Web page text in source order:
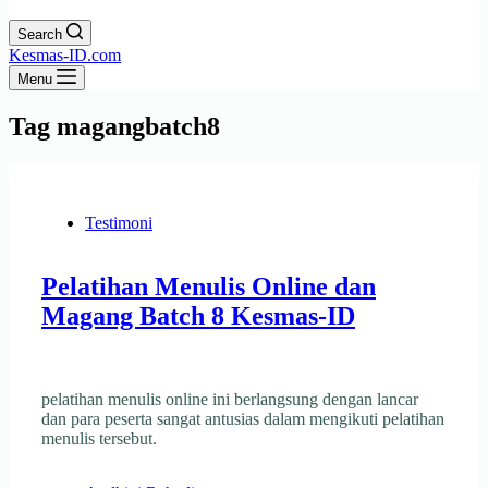
Search
Kesmas-ID.com
Menu
Tag magangbatch8
Testimoni
Pelatihan Menulis Online dan
Magang Batch 8 Kesmas-ID
pelatihan menulis online ini berlangsung dengan lancar
dan para peserta sangat antusias dalam mengikuti pelatihan
menulis tersebut.